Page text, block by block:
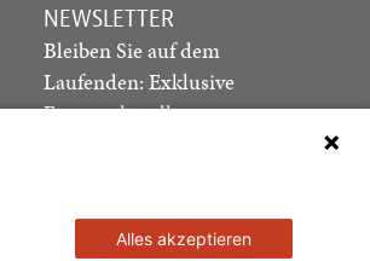
NEWSLETTER
Bleiben Sie auf dem
Laufenden: Exklusive
Essays, aktuelle
Alles akzeptieren